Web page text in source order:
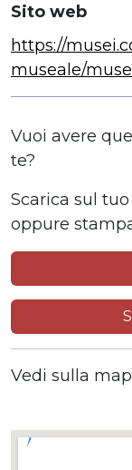
Sito web
https://
museale/
Vuoi avere
te?
Scarica sul
oppure
Vedi sulla